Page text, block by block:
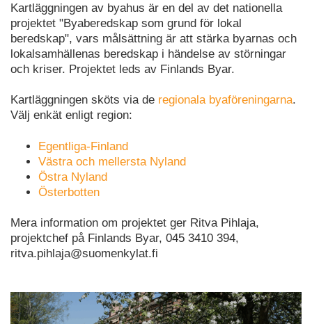
Kartläggningen av byahus är en del av det nationella
projektet "Byaberedskap som grund för lokal
beredskap", vars målsättning är att stärka byarnas och
lokalsamhällenas beredskap i händelse av störningar
och kriser. Projektet leds av Finlands Byar.
Kartläggningen sköts via de regionala byaföreningarna.
Välj enkät enligt region:
Egentliga-Finland
Västra och mellersta Nyland
Östra Nyland
Österbotten
Mera information om projektet ger Ritva Pihlaja,
projektchef på Finlands Byar, 045 3410 394,
ritva.pihlaja@suomenkylat.fi